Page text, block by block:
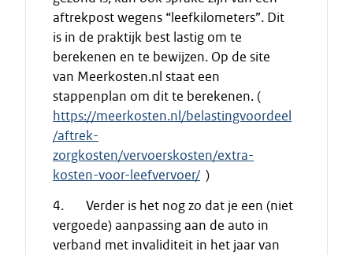
aftrekpost wegens “leefkilometers”. Dit
is in de praktijk best lastig om te
berekenen en te bewijzen. Op de site
van Meerkosten.nl staat een
stappenplan om dit te berekenen. (
https://meerkosten.nl/belastingvoordeel
/aftrek-
zorgkosten/vervoerskosten/extra-
kosten-voor-leefvervoer/ )
4. Verder is het nog zo dat je een (niet
vergoede) aanpassing aan de auto in
verband met invaliditeit in het jaar van